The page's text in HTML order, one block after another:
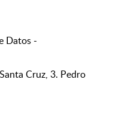
Datos -
Cruz, 3. Pedro